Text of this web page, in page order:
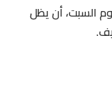
السبت، أن يظل